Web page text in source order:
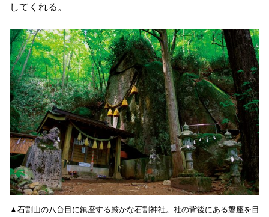
してくれる。
▲石割山の八台目に鎮座する厳かな石割神社。社の背後にある磐座を目